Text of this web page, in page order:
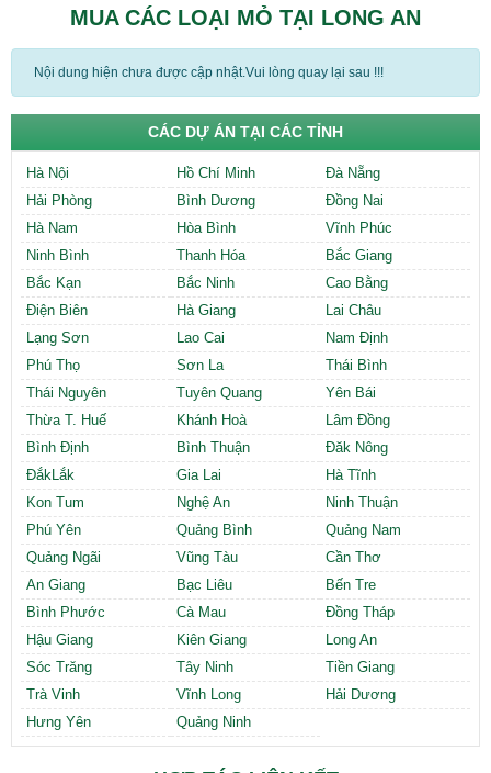
Cần thuê MBKD tại Phường Hà Đông
Cần thuê MBKD tại Phường Hoàng Mai
Cần thuê MBKD tại Phường Ô Chợ Dừa
Cần thuê MBKD tại Phường Yên Hòa
Cần thuê MBKD tại Phường Nghĩa Độ
Cần thuê MBKD tại Phường Phương Liệt
Cần thuê MBKD tại Phường Khương Đình
Cần thuê MBKD tại Phường Yên Sở
Cần thuê MBKD tại Phường Hoàng Liệt
Cần thuê MBKD tại Phường Định Công
Cần thuê MBKD tại Phường Tương Mai
Cần thuê MBKD tại Phường Vĩnh Hưng
Cần thuê MBKD tại Phường Lĩnh Nam
Cần thuê MBKD tại Phường Hồng Hà
Cần thuê MBKD tại Phường Láng
Cần thuê MBKD tại Phường Văn Miếu
Cần thuê MBKD tại Phường Kim Liên
Cần thuê MBKD tại Phường Bạch Mai
Cần thuê MBKD tại Phường Vĩnh Tuy
MUA CÁC LOẠI MỎ TẠI LONG AN
Nội dung hiện chưa được cập nhật.Vui lòng quay lại sau !!!
CÁC DỰ ÁN TẠI CÁC TỈNH
Hà Nội Hồ Chí Minh
Đà Nẵng
Hải Phòng
Bình Dương
Đồng Nai
Hà Nam
Hòa Bình
Vĩnh Phúc
Ninh Bình
Thanh Hóa
Bắc Giang
Bắc Kạn
Bắc Ninh
Cao Bằng
Điện Biên
Hà Giang
Lai Châu
Lạng Sơn
Lao Cai
Nam Định
Phú Thọ
Sơn La
Thái Bình
Thái Nguyên
Tuyên Quang
Yên Bái
Thừa T. Huế
Khánh Hoà
Lâm Đồng
Bình Định
Bình Thuận
Đăk Nông
ĐắkLắk
Gia Lai
Hà Tĩnh
Kon Tum
Nghệ An
Ninh Thuận
Phú Yên
Quảng Bình
Quảng Nam
Quảng Ngãi
Vũng Tàu
Cần Thơ
An Giang
Bạc Liêu
Bến Tre
Bình Phước
Cà Mau
Đồng Tháp
Hậu Giang
Kiên Giang
Long An
Sóc Trăng
Tây Ninh
Tiền Giang
Trà Vinh
Vĩnh Long
Hải Dương
Hưng Yên
Quảng Ninh